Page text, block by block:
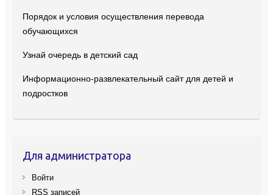
Порядок и условия осуществления перевода
обучающихся
Узнай очередь в детский сад
Информационно-развлекательный сайт для детей и
подростков
Для администратора
Войти
RSS записей